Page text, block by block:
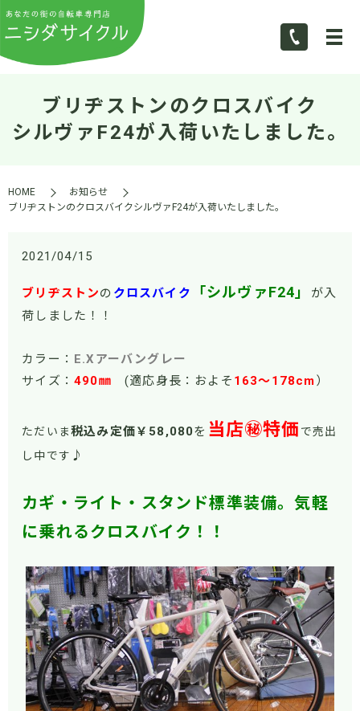
ブリヂストンのクロスバイク
シルヴァF24が入荷いたしました。
HOME
お知らせ
ブリヂストンのクロスバイクシルヴァF24が入荷いたしました。
2021/04/15
ブリヂストンの クロスバイク 「シルヴァF24」
が入
荷しました！！
カラー：
E.Xアーバングレー
サイズ： 490㎜ (適応身長：およそ 163～178cm ）
ただいま税込み定価￥58 ,080を 当店㊙特価 で売出
し中です ♪
カギ・ライト・スタンド標準装備。気軽
に乗れるクロスバイク！！